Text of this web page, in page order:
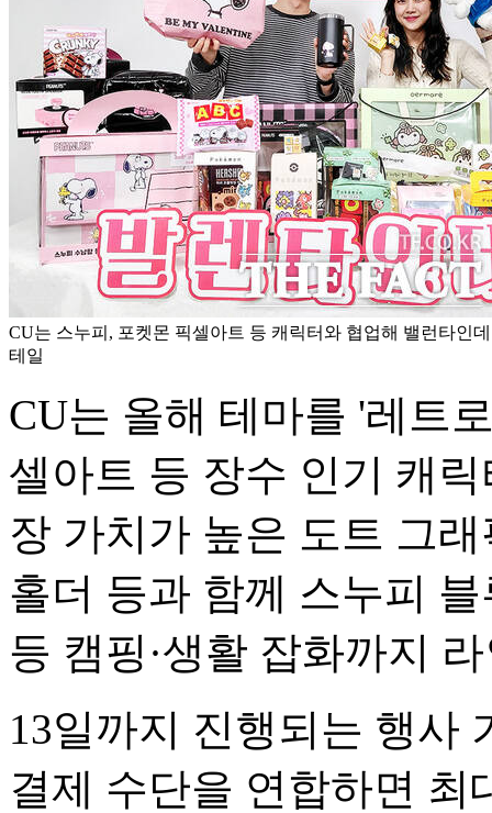
CU는 스누피, 포켓몬 픽셀아트 등 캐릭터와 협업해 밸런타인
테일
CU는 올해 테마를 '레트
셀아트 등 장수 인기 캐
장 가치가 높은 도트 그
홀더 등과 함께 스누피
등 캠핑·생활 잡화까지
13일까지 진행되는 행사
결제 수단을 연합하면 최